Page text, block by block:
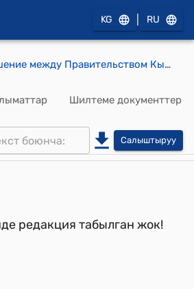
KG RU
Соглашение между Правительством Кыргызской Республики и Правительством Федеративной Республики Германия о техническом сотрудничестве от 31 марта 1998 года город Бонн ( Ратифицировано Законом КР от 21 июля 1999 года № 84)
Шилтеме документтер
Салыштыруу
редакция табылган жок!